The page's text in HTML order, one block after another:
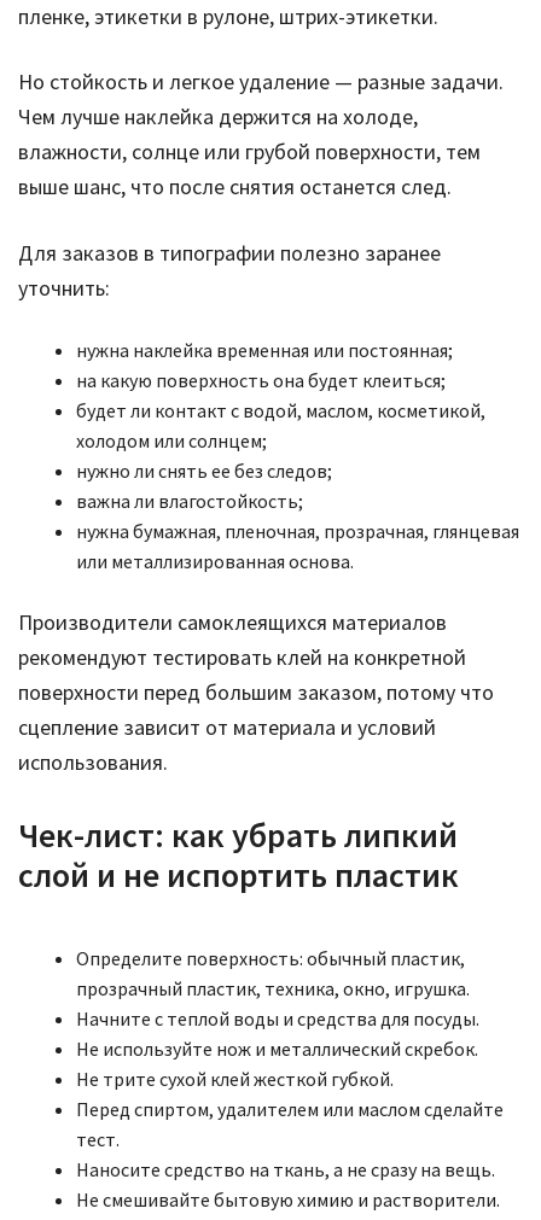
пленке, этикетки в рулоне, штрих-этикетки.
Но стойкость и легкое удаление — разные задачи.
Чем лучше наклейка держится на холоде,
влажности, солнце или грубой поверхности, тем
выше шанс, что после снятия останется след.
Для заказов в типографии полезно заранее
уточнить:
нужна наклейка временная или постоянная;
на какую поверхность она будет клеиться;
будет ли контакт с водой, маслом, косметикой,
холодом или солнцем;
нужно ли снять ее без следов;
важна ли влагостойкость;
нужна бумажная, пленочная, прозрачная, глянцевая
или металлизированная основа.
Производители самоклеящихся материалов
рекомендуют тестировать клей на конкретной
поверхности перед большим заказом, потому что
сцепление зависит от материала и условий
использования.
Чек-лист: как убрать липкий
слой и не испортить пластик
Определите поверхность: обычный пластик,
прозрачный пластик, техника, окно, игрушка.
Начните с теплой воды и средства для посуды.
Не используйте нож и металлический скребок.
Не трите сухой клей жесткой губкой.
Перед спиртом, удалителем или маслом сделайте
тест.
Наносите средство на ткань, а не сразу на вещь.
Не смешивайте бытовую химию и растворители.